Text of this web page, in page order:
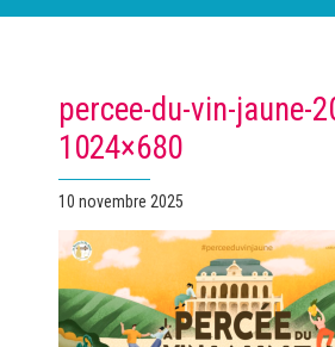
percee-du-vin-jaune-
1024×680
Publié
10 novembre 2025